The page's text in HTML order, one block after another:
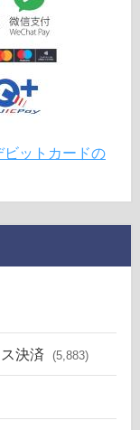
ットカードの
決済 (5,883)